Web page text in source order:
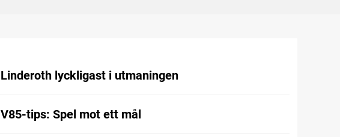
Linderoth lyckligast i utmaningen
V85-tips: Spel mot ett mål